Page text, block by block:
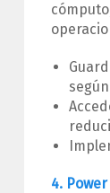
4.